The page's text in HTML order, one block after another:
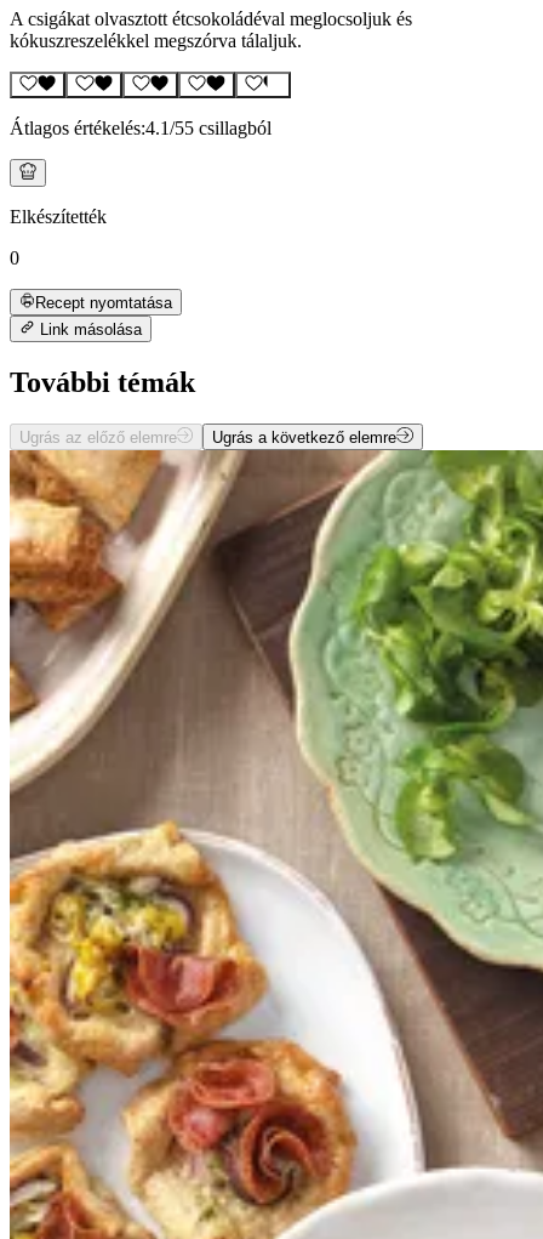
A csigákat olvasztott étcsokoládéval meglocsoljuk és
kókuszreszelékkel megszórva tálaljuk.
Átlagos értékelés:4.1/55 csillagból
Elkészítették
0
Recept nyomtatása
Link másolása
További témák
Ugrás az előző elemre Ugrás a következő elemre